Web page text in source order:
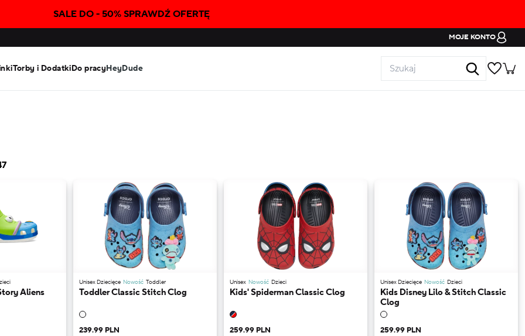
SALE DO - 50% SPRAWDŹ OFERTĘ
MOJE KONTO
Torby i DodatkiDo pracyHeyDude
Aliens
Unisex Dziecięce Nowość Toddler
Toddler Classic Stitch Clog
239.99 PLN
Unisex Nowość Dzieci
Kids' Spiderman Classic Clog
259.99 PLN
Unisex Dziecięce Nowość Dzieci
Kids Disney Lilo & Stitch Classic
Clog
259.99 PLN